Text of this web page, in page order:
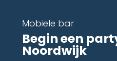
Mobiele bar
Begin een
Noordwijk